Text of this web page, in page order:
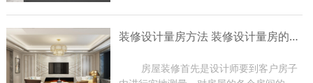
要比改造之前有进步。下面小编带大家了装修设计量房方法 装修设计量房的作用
	房屋装修首先是设计师要到客户房子